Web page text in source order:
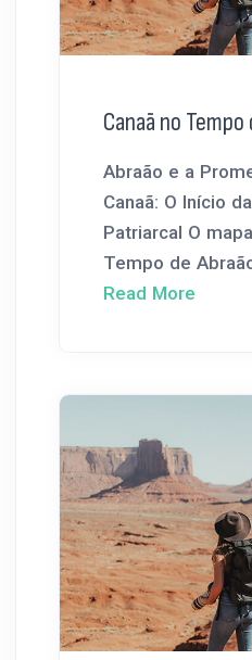
Canaã no
Abraão e a
Canaã: O Início
Patriarcal O
Tempo de
Read More